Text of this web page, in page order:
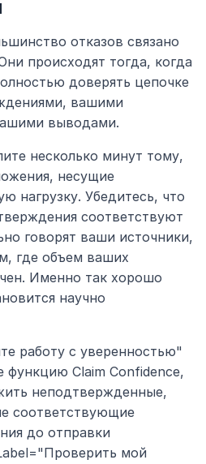
отказов связано
происходят тогда, когда
доверять цепочке
вашими
выводами.
несколько минут тому,
несущие
нагрузку. Убедитесь, что
соответствуют
говорят ваши источники,
где объем ваших
Именно так хорошо
научно
работу с уверенностью"
функцию Claim Confidence,
неподтвержденные,
соответствующие
до отправки
мой